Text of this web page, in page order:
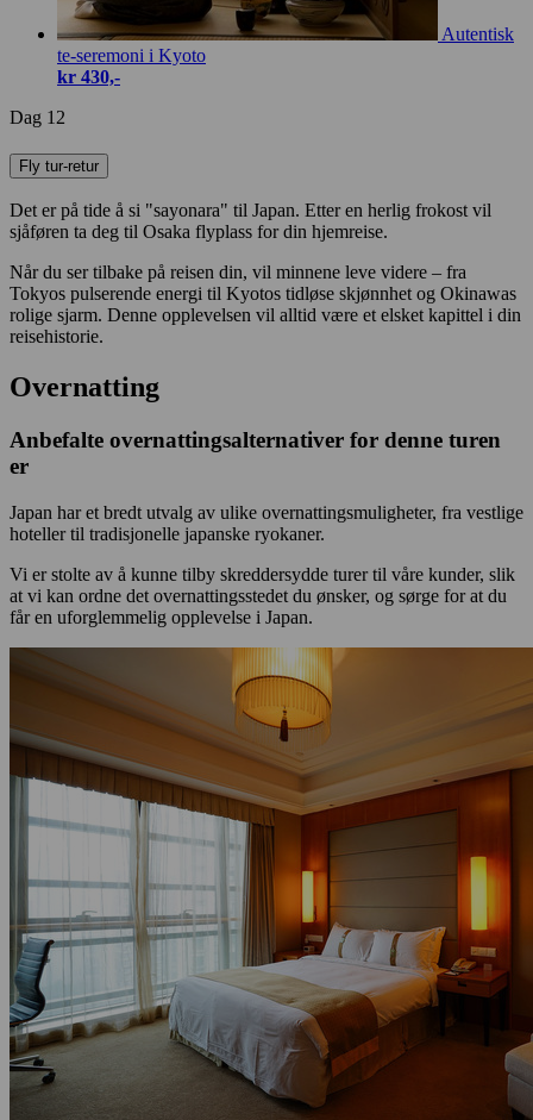
Autentisk
te-seremoni i Kyoto
kr 430,-
Dag 12
Fly tur-retur
Det er på tide å si "sayonara" til Japan. Etter en herlig frokost vil
sjåføren ta deg til Osaka flyplass for din hjemreise.
Når du ser tilbake på reisen din, vil minnene leve videre – fra
Tokyos pulserende energi til Kyotos tidløse skjønnhet og Okinawas
rolige sjarm. Denne opplevelsen vil alltid være et elsket kapittel i din
reisehistorie.
Overnatting
Anbefalte overnattingsalternativer for denne turen
er
Japan har et bredt utvalg av ulike overnattingsmuligheter, fra vestlige
hoteller til tradisjonelle japanske ryokaner.
Vi er stolte av å kunne tilby skreddersydde turer til våre kunder, slik
at vi kan ordne det overnattingsstedet du ønsker, og sørge for at du
får en uforglemmelig opplevelse i Japan.